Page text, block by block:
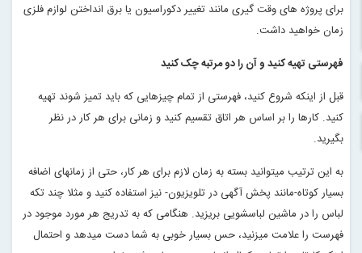
برای پروژه های وقت گیری مانند تغییر دکوراسیون یا برق انداختن لوازم فلزی
زمان خواهید داشت.
فهرستی تهیه کنید و آن را دو مرتبه چک کنید
قبل از اینکه شروع کنید، فهرستی از تمام چیزهایی که باید تمیز شوند تهیه
کنید. کارها را بر اساس هر اتاق تقسیم کنید و زمانی برای هر کار در نظر
بگیرید.
به این ترتیب میتوانید بسته به زمان لازم برای هر کار، حتی از زمانهای اضافه
بسیار کوتاه-مانند پخش آگهی در تلویزیون- نیز استفاده کنید و مثلا چند تکه
لباس را در ماشین لباسشویی بریزید. هنگامی که به تدریج هر مورد موجود در
فهرست را علامت میزنید، حس بسیار خوبی به شما دست میدهد و احتمال